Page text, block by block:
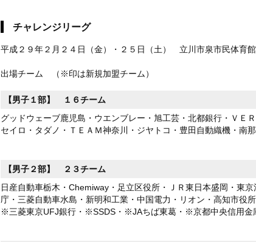
チャレンジリーグ
平成２９年２月２４日（金）・２５日（土） 立川市泉市民体育館
出場チーム （※印は新規加盟チーム）
【男子１部】 １６チーム
グッドウェーブ鹿児島・ウエンブレー・旭工芸・北都銀行・ＶＥ
セイロ・タダノ・ＴＥＡＭ神奈川・ジヤトコ・豊田自動織機・南
【男子２部】 ２３チーム
日産自動車栃木・Chemiway・足立区役所・ＪＲ東日本盛岡・東
庁・三菱自動車水島・新明和工業・中国電力・リオン・高知市役
※三菱東京UFJ銀行・※SSDS・※JAちば東葛・※京都中央信用